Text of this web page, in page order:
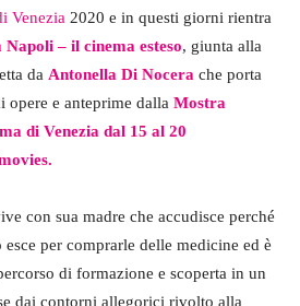
Venezia 2020 e in questi giorni rientra
Napoli – il cinema esteso, giunta alla
da Antonella Di Nocera che porta
opere e anteprime dalla Mostra
di Venezia dal 15 al 20
.
con sua madre che accudisce perché
per comprarle delle medicine ed è
di formazione e scoperta in un
dai contorni allegorici rivolto alla